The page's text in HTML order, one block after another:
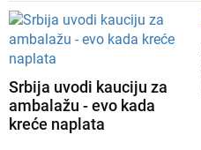
Srbija uvodi kauciju za
ambalažu - evo kada
kreće naplata